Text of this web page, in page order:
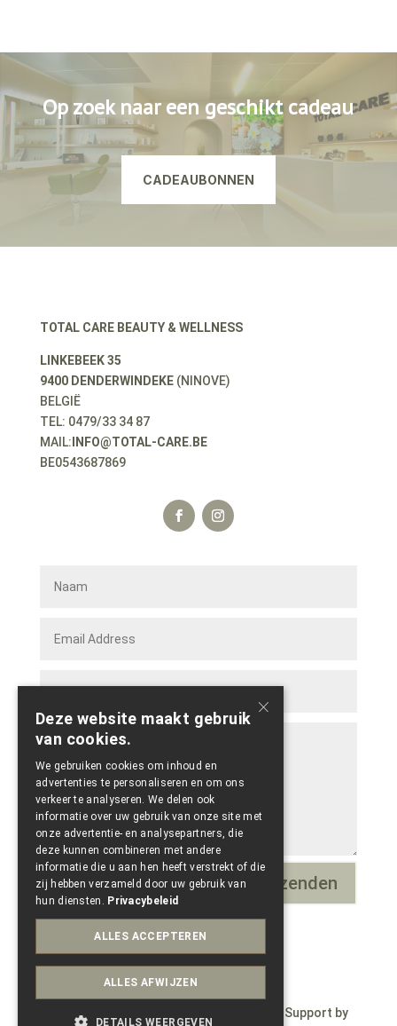
Op zoek naar een geschikt cadeau
CADEAUBONNEN
TOTAL CARE BEAUTY & WELLNESS
LINKEBEEK 35
9400 DENDERWINDEKE(NINOVE)
BELGIË
TEL: 0479/33 34 87
MAIL: INFO@TOTAL-CARE.BE
BE0543687869
6 + 14= Verzenden
© Copyright 2023 – Wepdzign by Paele – Support by
×
Deze website maakt gebruik
van cookies.
We gebruiken cookies om inhoud en
advertenties te personaliseren en om ons
verkeer te analyseren. We delen ook
informatie over uw gebruik van onze site met
onze advertentie- en analysepartners, die
deze kunnen combineren met andere
informatie die u aan hen heeft verstrekt of die
zij hebben verzameld door uw gebruik van
hun diensten. Privacybeleid
ALLES ACCEPTEREN
ALLES AFWIJZEN
DETAILS WEERGEVEN